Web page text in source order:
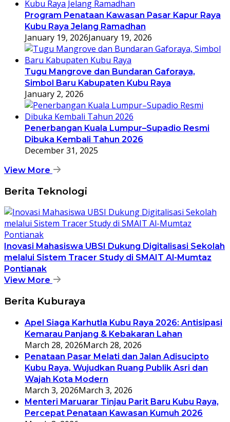
Program Penataan Kawasan Pasar Kapur Raya
Kubu Raya Jelang Ramadhan
January 19, 2026January 19, 2026
Tugu Mangrove dan Bundaran Gaforaya,
Simbol Baru Kabupaten Kubu Raya
January 2, 2026
Penerbangan Kuala Lumpur–Supadio Resmi
Dibuka Kembali Tahun 2026
December 31, 2025
View More
Berita Teknologi
Inovasi Mahasiswa UBSI Dukung Digitalisasi Sekolah
melalui Sistem Tracer Study di SMAIT Al-Mumtaz
Pontianak
View More
Berita Kuburaya
Apel Siaga Karhutla Kubu Raya 2026: Antisipasi
Kemarau Panjang & Kebakaran Lahan
March 28, 2026March 28, 2026
Penataan Pasar Melati dan Jalan Adisucipto
Kubu Raya, Wujudkan Ruang Publik Asri dan
Wajah Kota Modern
March 3, 2026March 3, 2026
Menteri Maruarar Tinjau Parit Baru Kubu Raya,
Percepat Penataan Kawasan Kumuh 2026